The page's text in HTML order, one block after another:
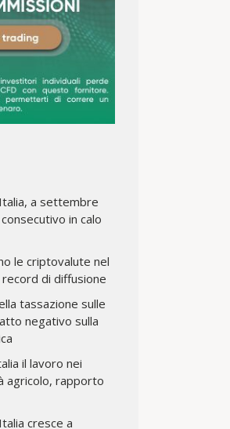
a settembre
in calo
le criptovalute nel
di diffusione
tassazione sulle
negativo sulla
il lavoro nei
agricolo, rapporto
cresce a